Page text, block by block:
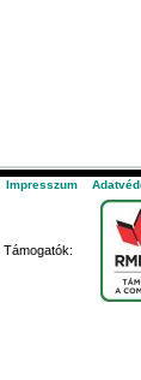
Impresszum
Támogatók: